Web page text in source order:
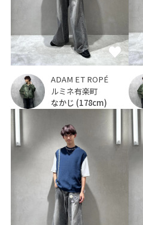
ADAM ET ROPÉ
ルミネ有楽町
なかじ (178cm)